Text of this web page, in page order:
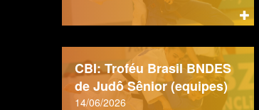
CBI: Troféu Brasil BNDES
de Judô Sênior (equipes)
14/06/2026